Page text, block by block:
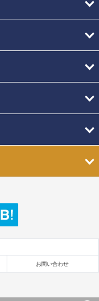
お問い合わせ